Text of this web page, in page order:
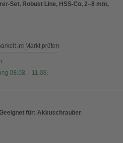
Set, Robust Line, HSS-Co, 2–8 mm,
im Markt prüfen
08.08. - 11.08.
für: Akkuschrauber